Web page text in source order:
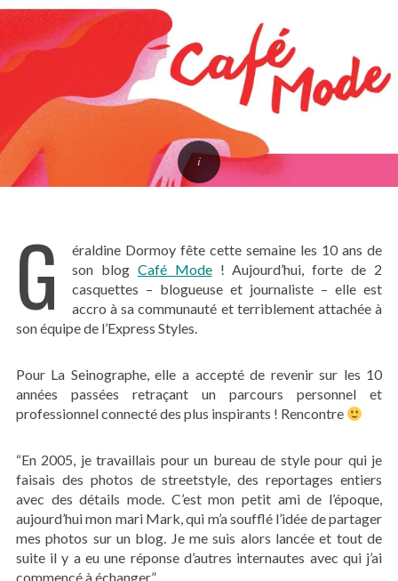
G
éraldine Dormoy fête cette semaine les 10 ans de
son blog Café Mode! Aujourd’hui, forte de 2
casquettes – blogueuse et journaliste – elle est
accro à sa communauté et terriblement attachée à
son équipe de l’Express Styles.
Pour La Seinographe, elle a accepté de revenir sur les 10
années passées retraçant un parcours personnel et
professionnel connecté des plus inspirants ! Rencontre
“En 2005, je travaillais pour un bureau de style pour qui je
faisais des photos de streetstyle, des reportages entiers
avec des détails mode. C’est mon petit ami de l’époque,
aujourd’hui mon mari Mark, qui m’a soufflé l’idée de partager
mes photos sur un blog. Je me suis alors lancée et tout de
suite il y a eu une réponse d’autres internautes avec qui j’ai
commencé à échanger”